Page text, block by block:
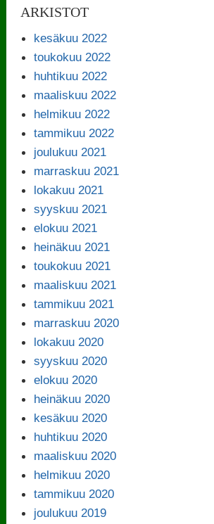
ARKISTOT
kesäkuu 2022
toukokuu 2022
huhtikuu 2022
maaliskuu 2022
helmikuu 2022
tammikuu 2022
joulukuu 2021
marraskuu 2021
lokakuu 2021
syyskuu 2021
elokuu 2021
heinäkuu 2021
toukokuu 2021
maaliskuu 2021
tammikuu 2021
marraskuu 2020
lokakuu 2020
syyskuu 2020
elokuu 2020
heinäkuu 2020
kesäkuu 2020
huhtikuu 2020
maaliskuu 2020
helmikuu 2020
tammikuu 2020
joulukuu 2019